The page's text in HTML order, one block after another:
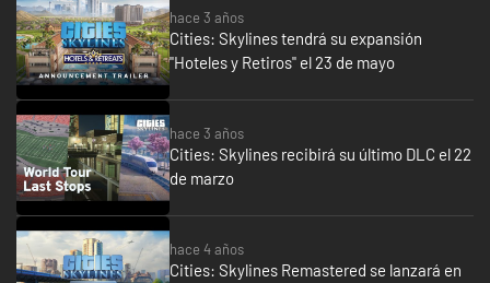
El escenario donde todo sucede:
3 nuevos escenarios, 4 nuevas opciones de políticas y un nuevo
monumento para ser el más verde de todos tus amigos.
El estilo ante todo:
Por supuesto, hemos incluido un nuevo sombrero para Chirper.
hace 3 años
Cities: Skylines tendrá su expansión
"Hoteles y Retiros" el 23 de mayo
hace 3 años
Cities: Skylines recibirá su último DLC el 22
de marzo
hace 4 años
Cities: Skylines Remastered se lanzará en